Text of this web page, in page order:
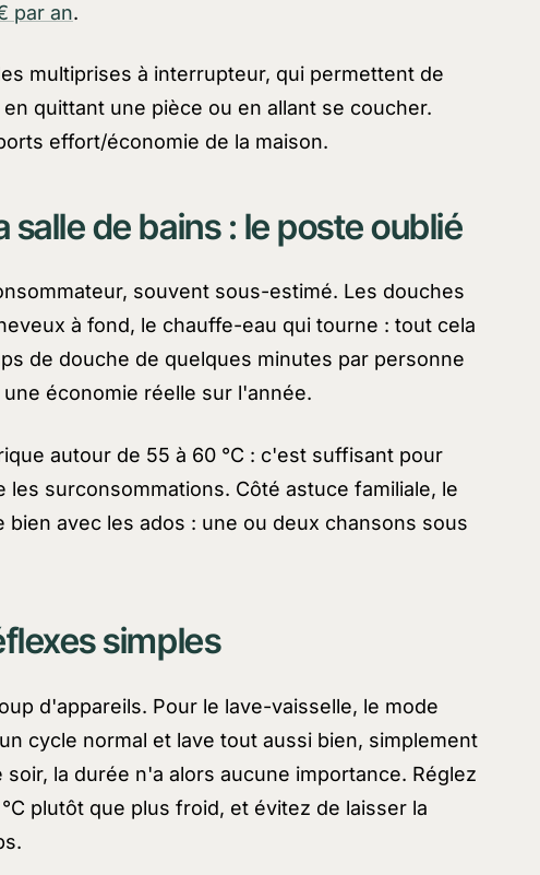
par an.
multiprises à interrupteur, qui permettent de
quittant une pièce ou en allant se coucher.
effort/économie de la maison.
salle de bains : le poste oublié
souvent sous-estimé. Les douches
à fond, le chauffe-eau qui tourne : tout cela
de douche de quelques minutes par personne
économie réelle sur l'année.
autour de 55 à 60 °C : c'est suffisant pour
les surconsommations. Côté astuce familiale, le
avec les ados : une ou deux chansons sous
simples
d'appareils. Pour le lave-vaisselle, le mode
cycle normal et lave tout aussi bien, simplement
la durée n'a alors aucune importance. Réglez
plutôt que plus froid, et évitez de laisser la